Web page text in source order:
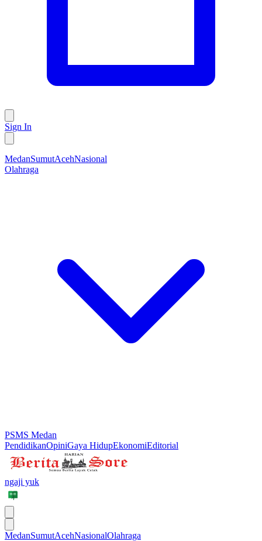
Sign In
MedanSumutAcehNasional
Olahraga
PSMS Medan
PendidikanOpiniGaya HidupEkonomiEditorial
ngaji yuk
MedanSumutAcehNasionalOlahraga